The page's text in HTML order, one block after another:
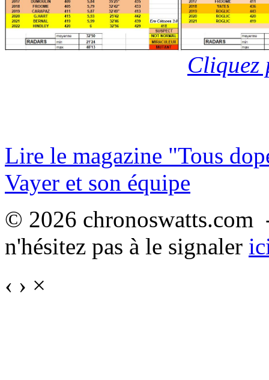
Lire le magazine "Tous
Vayer et son équipe
© 2026
n'hésitez pas à le signaler
‹ › ×